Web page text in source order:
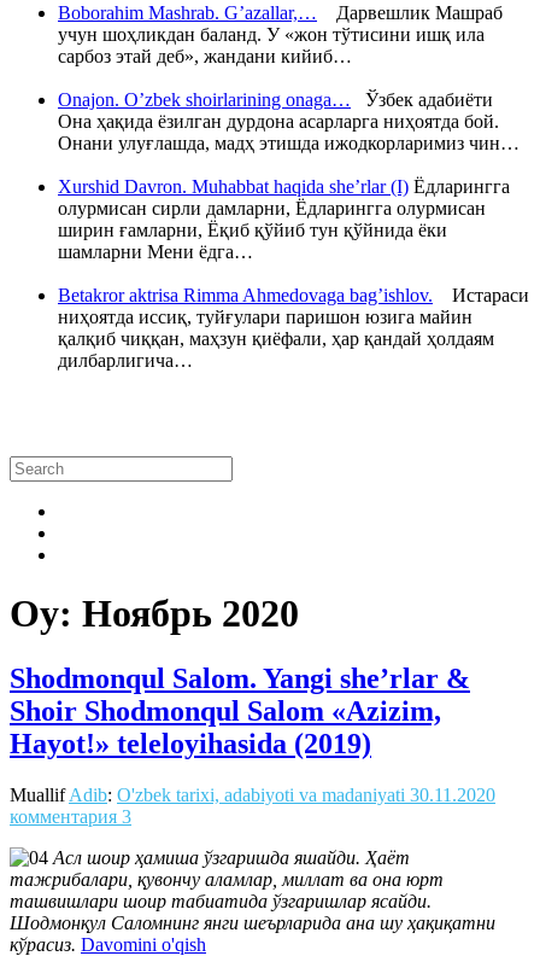
Boborahim Mashrab. G’azallar,… Дарвешлик Машраб
учун шоҳликдан баланд. У «жон тўтисини ишқ ила
сарбоз этай деб», жандани кийиб…
Onajon. O’zbek shoirlarining onaga… Ўзбек адабиёти
Она ҳақида ёзилган дурдона асарларга ниҳоятда бой.
Онани улуғлашда, мадҳ этишда ижодкорларимиз чин…
Xurshid Davron. Muhabbat haqida she’rlar (I) Ёдларингга
олурмисан сирли дамларни, Ёдларингга олурмисан
ширин ғамларни, Ёқиб қўйиб тун қўйнида ёки
шамларни Мени ёдга…
Betakror aktrisa Rimma Ahmedovaga bag’ishlov. Истараси
ниҳоятда иссиқ, туйғулари паришон юзига майин
қалқиб чиққан, маҳзун қиёфали, ҳар қандай ҳолдаям
дилбарлигича…
Oy: Ноябрь 2020
Shodmonqul Salom. Yangi she’rlar &
Shoir Shodmonqul Salom «Azizim,
Hayot!» teleloyihasida (2019)
MuallifAdib: O'zbek tarixi, adabiyoti va madaniyati 30.11.2020
комментария 3
Асл шоир ҳамиша ўзгаришда яшайди. Ҳаёт
тажрибалари, қувончу аламлар, миллат ва она юрт
ташвишлари шоир табиатида ўзгаришлар ясайди.
Шодмонқул Саломнинг янги шеърларида ана шу ҳақиқатни
кўрасиз. Davomini o'qish